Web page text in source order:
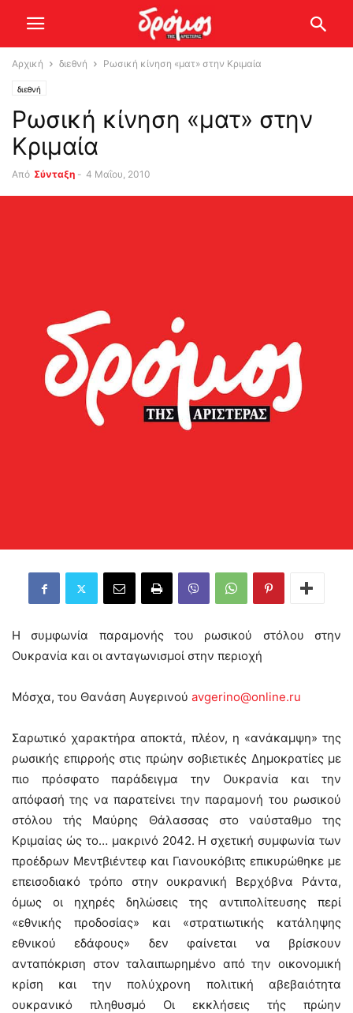
Αρχική διεθνή Ρωσική κίνηση «ματ» στην Κριμαία
διεθνή
Ρωσική κίνηση «ματ» στην
Κριμαία
Από Σύνταξη - 4 Μαΐου, 2010
Η συμφωνία παραμονής του ρωσικού στόλου στην
Ουκρανία και οι ανταγωνισμοί στην περιοχή
Μόσχα, τoυ Θανάση Αυγερινού avgerino@online.ru
Σαρωτικό χαρακτήρα αποκτά, πλέον, η «ανάκαμψη» της
ρωσικής επιρροής στις πρώην σοβιετικές Δημοκρατίες με
πιο πρόσφατο παράδειγμα την Ουκρανία και την
απόφασή της να παρατείνει την παραμονή του ρωσικού
στόλου τής Μαύρης Θάλασσας στο ναύσταθμο της
Κριμαίας ώς το… μακρινό 2042. Η σχετική συμφωνία των
προέδρων Μεντβιέντεφ και Γιανουκόβιτς επικυρώθηκε με
επεισοδιακό τρόπο στην ουκρανική Βερχόβνα Ράντα,
όμως οι ηχηρές δηλώσεις της αντιπολίτευσης περί
«εθνικής προδοσίας» και «στρατιωτικής κατάληψης
εθνικού εδάφους» δεν φαίνεται να βρίσκουν
ανταπόκριση στον ταλαιπωρημένο από την οικονομική
κρίση και την πολύχρονη πολιτική αβεβαιότητα
ουκρανικό πληθυσμό Οι εκκλήσεις τής πρώην